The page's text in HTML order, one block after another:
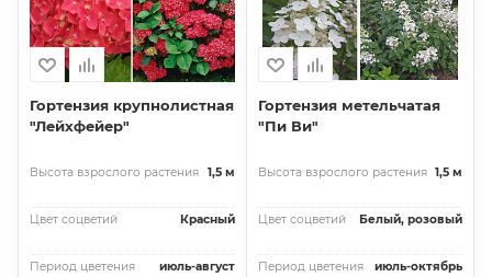
Гортензия крупнолистная
"Лейхфейер"
Высота взрослого растения 1,5 м
Цвет соцветий Красный
Период цветения июль-август
Гортензия метельчатая
"Пи Ви"
Высота взрослого растения 1,5 м
Цвет соцветий Белый, розовый
Период цветения июль-октябрь